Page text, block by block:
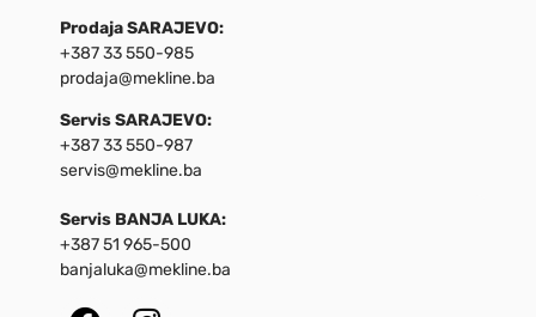
Prodaja SARAJEVO:
+387 33 550-985
prodaja@mekline.ba
Servis SARAJEVO:
+387 33 550-987
servis@mekline.ba
Servis BANJA LUKA:
+387 51 965-500
banjaluka@mekline.ba